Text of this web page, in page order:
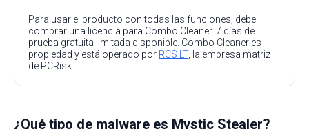
Para usar el producto con todas las funciones, debe
comprar una licencia para Combo Cleaner. 7 días de
prueba gratuita limitada disponible. Combo Cleaner es
propiedad y está operado por RCS LT, la empresa matriz
de PCRisk.
¿Qué tipo de malware es Mystic Stealer?